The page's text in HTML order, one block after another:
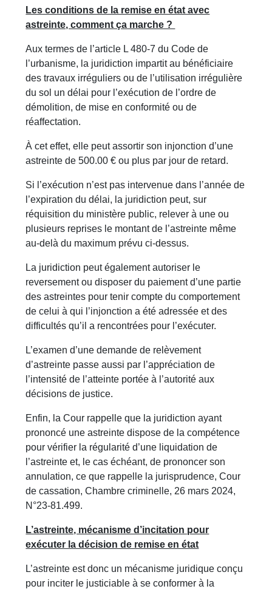
Les conditions de la remise en état avec
astreinte, comment ça marche ?
Aux termes de l’article L 480-7 du Code de
l’urbanisme, la juridiction impartit au bénéficiaire
des travaux irréguliers ou de l’utilisation irrégulière
du sol un délai pour l’exécution de l’ordre de
démolition, de mise en conformité ou de
réaffectation.
À cet effet, elle peut assortir son injonction d’une
astreinte de 500.00 € ou plus par jour de retard.
Si l’exécution n’est pas intervenue dans l’année de
l’expiration du délai, la juridiction peut, sur
réquisition du ministère public, relever à une ou
plusieurs reprises le montant de l’astreinte même
au-delà du maximum prévu ci-dessus.
La juridiction peut également autoriser le
reversement ou disposer du paiement d’une partie
des astreintes pour tenir compte du comportement
de celui à qui l’injonction a été adressée et des
difficultés qu’il a rencontrées pour l’exécuter.
L’examen d’une demande de relèvement
d’astreinte passe aussi par l’appréciation de
l’intensité de l’atteinte portée à l’autorité aux
décisions de justice.
Enfin, la Cour rappelle que la juridiction ayant
prononcé une astreinte dispose de la compétence
pour vérifier la régularité d’une liquidation de
l’astreinte et, le cas échéant, de prononcer son
annulation, ce que rappelle la jurisprudence, Cour
de cassation, Chambre criminelle, 26 mars 2024,
N°23-81.499.
L’astreinte, mécanisme d’incitation pour
exécuter la décision de remise en état
L’astreinte est donc un mécanisme juridique conçu
pour inciter le justiciable à se conformer à la